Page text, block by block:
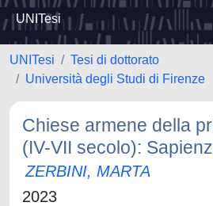
UNITesi
UNITesi
Tesi di dottorato
Università degli Studi di Firenze
Chiese armene della
(IV-VII secolo):
ZERBINI, MARTA
2023